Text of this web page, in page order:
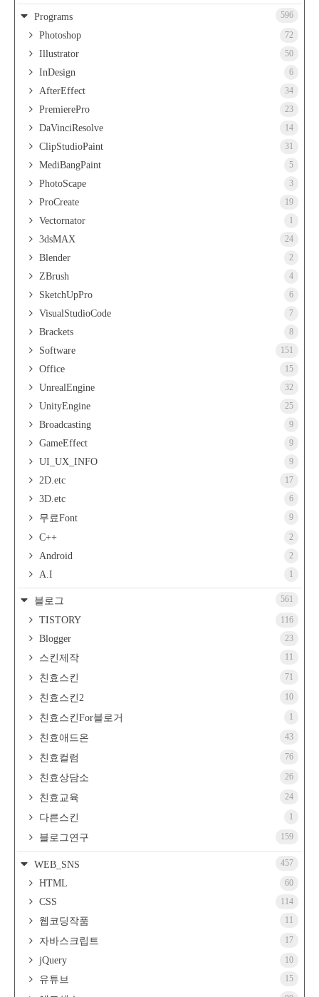
Programs 596
Photoshop 72
Illustrator 50
InDesign 6
AfterEffect 34
PremierePro 23
DaVinciResolve 14
ClipStudioPaint 31
MediBangPaint 5
PhotoScape 3
ProCreate 19
Vectornator 1
3dsMAX 24
Blender 2
ZBrush 4
SketchUpPro 6
VisualStudioCode 7
Brackets 8
Software 151
Office 15
UnrealEngine 32
UnityEngine 25
Broadcasting 9
GameEffect 9
UI_UX_INFO 9
2D.etc 17
3D.etc 6
무료Font 9
C++ 2
Android 2
A.I 1
블로그 561
TISTORY 116
Blogger 23
스킨제작 11
친효스킨 71
친효스킨2 10
친효스킨For블로거 1
친효애드온 43
친효컬럼 76
친효상담소 26
친효교육 24
다른스킨 1
블로그연구 159
WEB_SNS 457
HTML 60
CSS 114
웹코딩작품 11
자바스크립트 17
jQuery 10
유튜브 15